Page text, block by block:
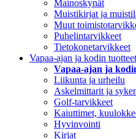
Mainoskynät
Muistikirjat ja
Muut
Puhelintarvikkeet
Tietokonetarvikkeet
Vapaa-ajan ja kodin tuotteet
Vapaa-ajan ja
Liikunta ja urheilu
Askelmittarit ja
Golf-tarvikkeet
Kaiuttimet,
Hyvinvointi
Kirjat